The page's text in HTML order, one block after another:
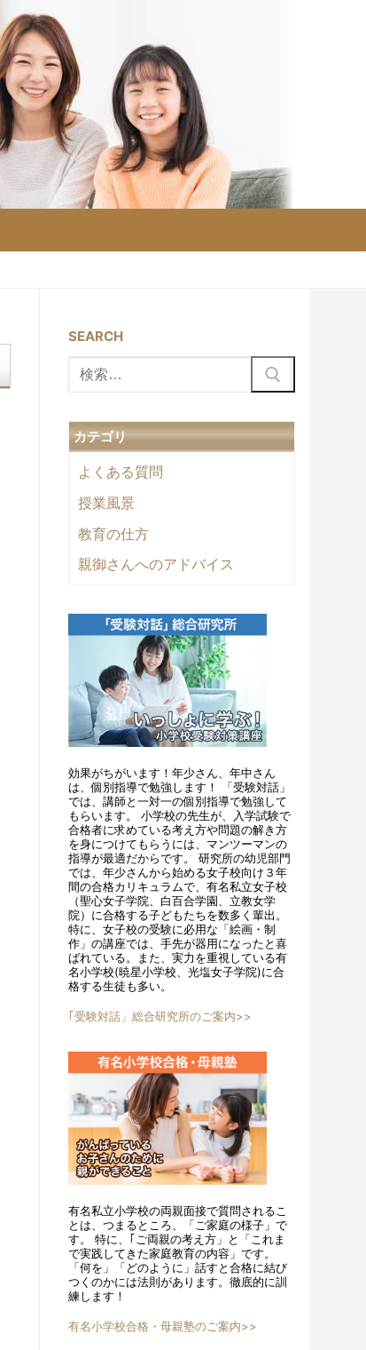
SEARCH
索:
カテゴリ
よくある質問
授業風景
教育の仕方
親御さんへのアドバイス
効果がちがいます！年少さん、年中さん
は、個別指導で勉強します！ 「受験対話」
では、講師と一対一の個別指導で勉強して
もらいます。 小学校の先生が、入学試験で
合格者に求めている考え方や問題の解き方
を身につけてもらうには、マンツーマンの
指導が最適だからです。 研究所の幼児部門
では、年少さんから始める女子校向け３年
間の合格カリキュラムで、有名私立女子校
（聖心女子学院、白百合学園、立教女学
院）に合格する子どもたちを数多く輩出。
特に、女子校の受験に必用な「絵画・制
作」の講座では、手先が器用になったと喜
ばれている。また、実力を重視している有
名小学校(暁星小学校、光塩女子学院)に合
格する生徒も多い。
｢受験対話」総合研究所のご案内>>
有名私立小学校の両親面接で質問されるこ
とは、つまるところ、「ご家庭の様子」で
す。 特に、｢ご両親の考え方」と「これま
で実践してきた家庭教育の内容」です。
「何を」「どのように」話すと合格に結び
つくのかには法則があります。徹底的に訓
練します！
有名小学校合格・母親塾のご案内>>